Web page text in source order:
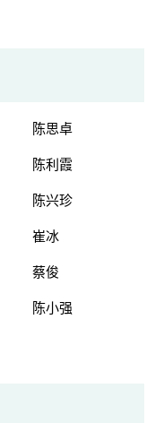
陈思卓
陈利霞
陈兴珍
崔冰
蔡俊
陈小强